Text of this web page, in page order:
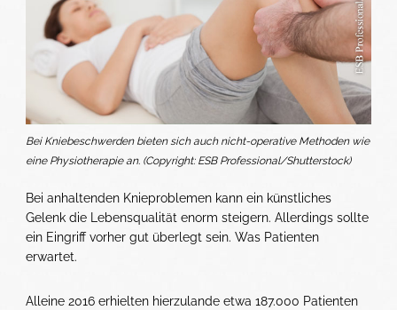
Bei Kniebeschwerden bieten sich auch nicht-operative Methoden wie
eine Physiotherapie an. (Copyright: ESB Professional/Shutterstock)
Bei anhaltenden Knieproblemen kann ein künstliches
Gelenk die Lebensqualität enorm steigern. Allerdings sollte
ein Eingriff vorher gut überlegt sein. Was Patienten
erwartet.
Alleine 2016 erhielten hierzulande etwa 187.000 Patienten